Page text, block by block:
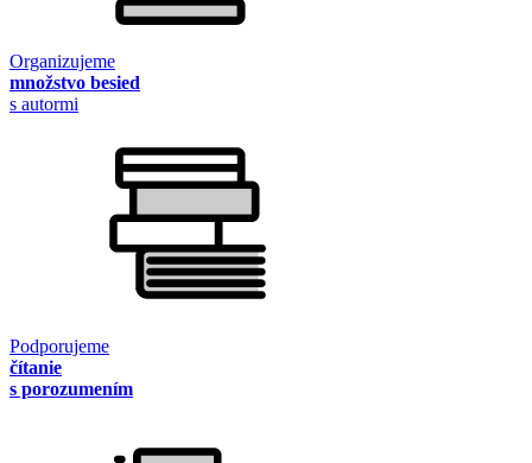
Organizujeme
množstvo besied
s autormi
Podporujeme
čítanie
s porozumením